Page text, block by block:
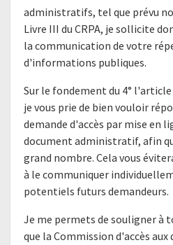
administratifs, tel que prévu
Livre III du CRPA, je sollicite
la communication de votre
d'informations publiques.
Sur le fondement du 4° l'article
je vous prie de bien vouloir
demande d'accès par mise en
document administratif, afin
grand nombre. Cela vous
à le communiquer
potentiels futurs demandeurs.
Je me permets de souligner à
que la Commission d'accès aux